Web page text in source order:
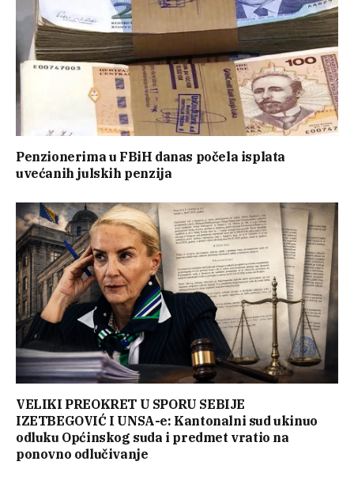
Penzionerima u FBiH danas počela isplata
uvećanih julskih penzija
VELIKI PREOKRET U SPORU SEBIJE
IZETBEGOVIĆ I UNSA-e: Kantonalni sud ukinuo
odluku Općinskog suda i predmet vratio na
ponovno odlučivanje